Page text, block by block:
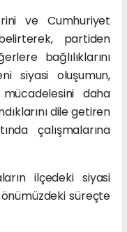
ve Cumhuriyet
partiden
bağlılıklarını
siyasi oluşumun,
daha
dile getiren
çalışmalarına
ilçedeki siyasi
süreçte